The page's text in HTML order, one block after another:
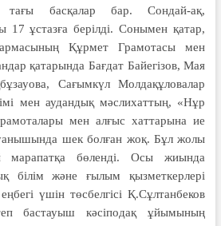
тағы басқалар бар. Сондай-ақ,
17 ұстазға берілді. Сонымен қатар,
Құрмет Грамотасы мен
қатарында Бағдат Байегізов, Мая
Сағымкүл Молдақұловалар
мен аудандық мәслихаттың, «Нұр
мен алғыс хаттарына ие
шек болған жоқ. Бұл жолы
марапатқа бөленді. Осы жиында
білім және ғылым қызметкерлері
үшін төсбелгісі Қ.Сұлтанбеков
бастауыш кәсіподақ ұйымының